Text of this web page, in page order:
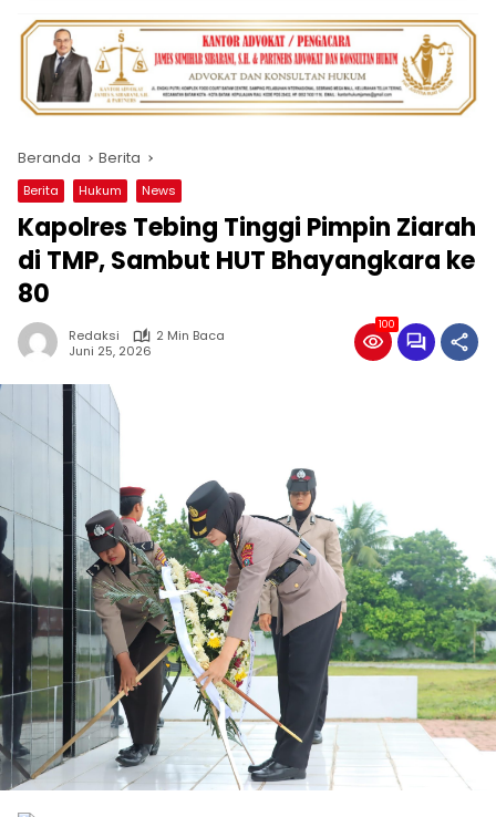
Beranda Berita
Berita Hukum News
Kapolres Tebing Tinggi Pimpin Ziarah
di TMP, Sambut HUT Bhayangkara ke
80
Redaksi
2 Min Baca
Juni 25, 2026
100